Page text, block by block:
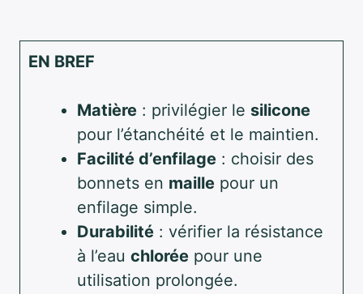
EN BREF
Matière : privilégier le silicone
pour l’étanchéité et le maintien.
Facilité d’enfilage : choisir des
bonnets en maille pour un
enfilage simple.
Durabilité : vérifier la résistance
à l’eau chlorée pour une
utilisation prolongée.